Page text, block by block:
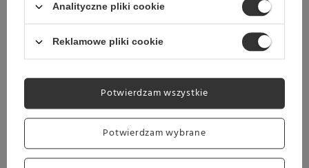
Analityczne pliki cookie
Reklamowe pliki cookie
Potwierdzam wybrane
Potwierdzam wszystkie